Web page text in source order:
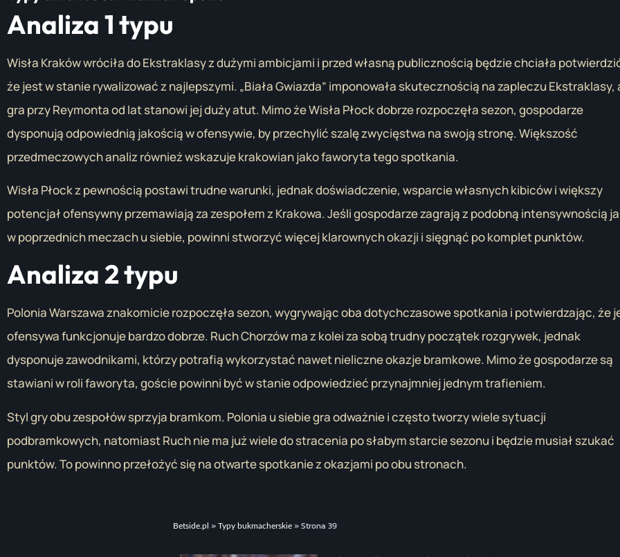
Analiza 1 typu
Wisła Kraków wróciła do Ekstraklasy z dużymi ambicjami i przed własną publicznością będzie chciała
że jest w stanie rywalizować z najlepszymi. „Biała Gwiazda” imponowała skutecznością na zapleczu Ekstraklasy,
gra przy Reymonta od lat stanowi jej duży atut. Mimo że Wisła Płock dobrze rozpoczęła sezon, gospodarze
dysponują odpowiednią jakością w ofensywie, by przechylić szalę zwycięstwa na swoją stronę. Większość
przedmeczowych analiz również wskazuje krakowian jako faworyta tego spotkania.
Wisła Płock z pewnością postawi trudne warunki, jednak doświadczenie, wsparcie własnych kibiców i większy
potencjał ofensywny przemawiają za zespołem z Krakowa. Jeśli gospodarze zagrają z podobną intensywnością
w poprzednich meczach u siebie, powinni stworzyć więcej klarownych okazji i sięgnąć po komplet punktów.
Analiza 2 typu
Polonia Warszawa znakomicie rozpoczęła sezon, wygrywając oba dotychczasowe spotkania i potwierdzając, że
ofensywa funkcjonuje bardzo dobrze. Ruch Chorzów ma z kolei za sobą trudny początek rozgrywek, jednak
dysponuje zawodnikami, którzy potrafią wykorzystać nawet nieliczne okazje bramkowe. Mimo że gospodarze są
stawiani w roli faworyta, goście powinni być w stanie odpowiedzieć przynajmniej jednym trafieniem.
Styl gry obu zespołów sprzyja bramkom. Polonia u siebie gra odważnie i często tworzy wiele sytuacji
podbramkowych, natomiast Ruch nie ma już wiele do stracenia po słabym starcie sezonu i będzie musiał szukać
punktów. To powinno przełożyć się na otwarte spotkanie z okazjami po obu stronach.
Betside.pl » Typy bukmacherskie»Strona 39